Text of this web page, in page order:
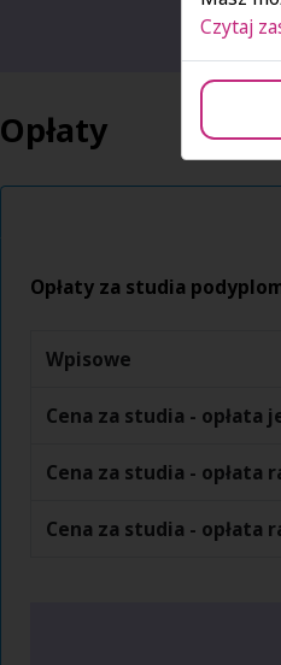
Opłaty
Opłaty za studia
Wpisowe
Cena za studia - opłata
Cena za studia - opłata
Cena za studia - opłata
Czytaj